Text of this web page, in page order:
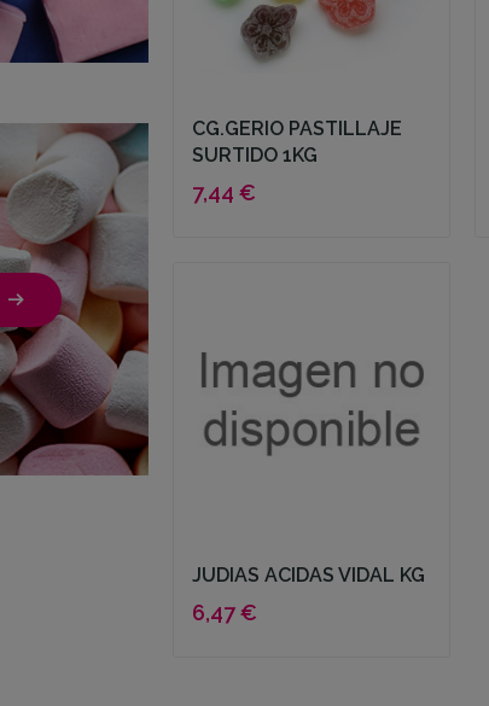
CG.GERIO PASTILLAJE
SURTIDO 1KG
7,44 €
JUDIAS ACIDAS VIDAL KG
6,47 €